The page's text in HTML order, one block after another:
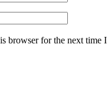
browser for the next time